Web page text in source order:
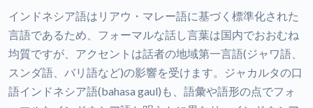
インドネシア語はリアウ・マレー語に基づく標準化された
言語であるため、フォーマルな話し言葉は国内でおおむね
均質ですが、アクセントは話者の地域第一言語(ジャワ語、
スンダ語、バリ語など)の影響を受けます。ジャカルタの口
語インドネシア語(bahasa gaul)も、語彙や語形の点でフォ